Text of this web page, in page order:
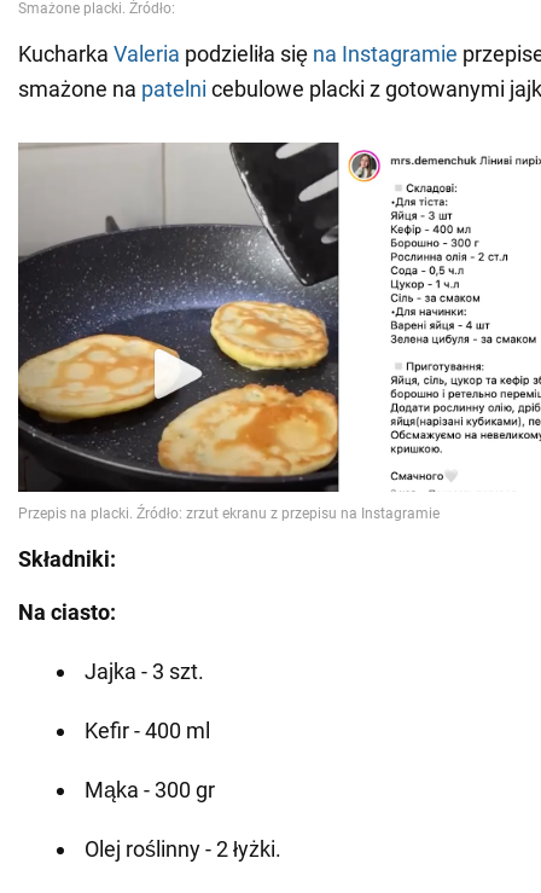
Kucharka Valeria podzieliła się na Instagramie
smażone na patelni cebulowe placki z gotowanymi
Składniki:
Na ciasto:
Jajka - 3 szt.
Kefir - 400 ml
Mąka - 300 gr
Olej roślinny - 2 łyżki.